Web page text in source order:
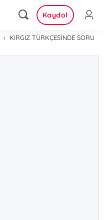
Kaydol
KIRGIZ TÜRKÇESİNDE SORU